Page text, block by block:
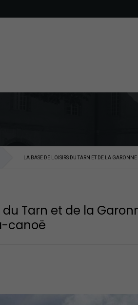
LA BASE DE LOISIRS DU TARN ET DE LA
du Tarn et de la
canoë